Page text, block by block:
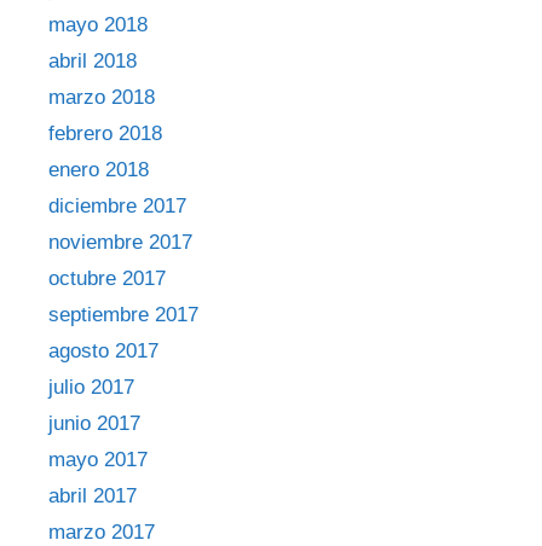
mayo 2018
abril 2018
marzo 2018
febrero 2018
enero 2018
diciembre 2017
noviembre 2017
octubre 2017
septiembre 2017
agosto 2017
julio 2017
junio 2017
mayo 2017
abril 2017
marzo 2017